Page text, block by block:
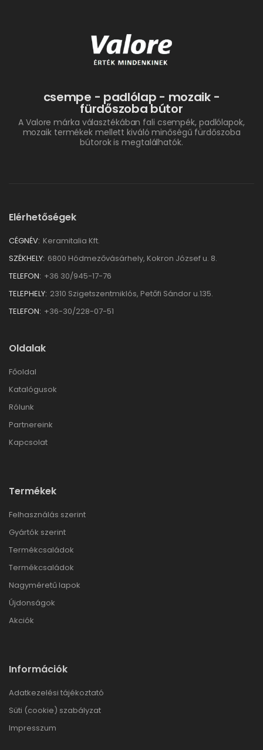
csempe - padlólap - mozaik -
fürdőszoba bútor
A Valore márka választékában fali csempék, padlólapok,
mozaik termékek mellett kiváló minőségű fürdőszoba
bútorok is megtalálhatók.
Elérhetőségek
CÉGNÉV: Keramitalia Kft.
SZÉKHELY: 6800 Hódmezővásárhely, Kokron József u. 8.
TELEFON: +36 30/945-17-76
TELEPHELY: 2310 Szigetszentmiklós, Petőfi Sándor u.135.
TELEFON: +36-30/228-07-51
Oldalak
Főoldal
Katalógusok
Rólunk
Partnereink
Kapcsolat
Termékek
Felhasználás szerint
Gyártók szerint
Termékcsaládok
Termékcsaládok
Nagyméretű lapok
Újdonságok
Akciók
Információk
Adatkezelési tájékoztató
Süti (cookie) szabályzat
Impresszum